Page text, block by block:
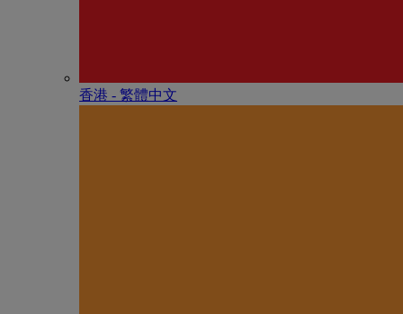
香港 - 繁體中文